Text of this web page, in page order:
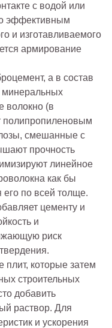
с водой или
эффективным
и изготавливаемого
армирование
а в состав
минеральных
волокно (в
полипропиленовым
смешанные с
прочность
линейное
как бы
по всей толще.
цементу и
и
риск
плит, которые затем
строительных
добавить
раствор. Для
и ускорения